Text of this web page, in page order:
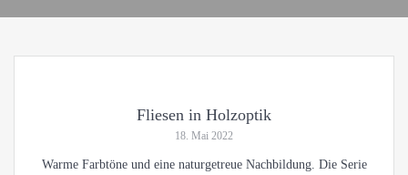
Fliesen in Holzoptik
18. Mai 2022
Warme Farbtöne und eine naturgetreue Nachbildung. Die Serie